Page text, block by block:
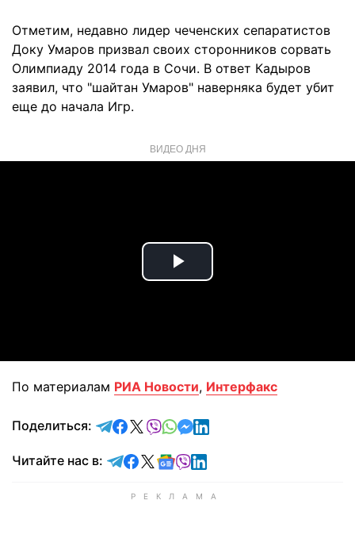
Отметим, недавно лидер чеченских сепаратистов
Доку Умаров призвал своих сторонников сорвать
Олимпиаду 2014 года в Сочи. В ответ Кадыров
заявил, что "шайтан Умаров" наверняка будет убит
еще до начала Игр.
ВИДЕО ДНЯ
Play
По материалам РИА Новости, Интерфакс
Поделиться: отправить в Telegram
поделиться в Facebook
поделиться в X
отправить в Viber
отправить в Whatsapp
отправить в Messenger
отправить в LinkedIn
Читайте нас в: Читайте в Telegram
Читайте в Facebook
Читайте в X
Читайте в Google news
Читайте в Viber
Читайте в LinkedIn